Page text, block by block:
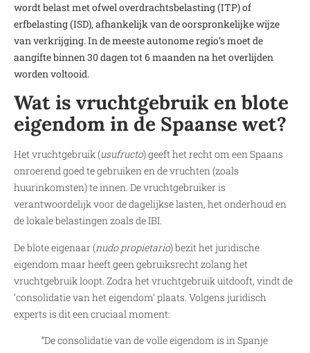
wordt belast met ofwel overdrachtsbelasting (ITP) of
erfbelasting (ISD), afhankelijk van de oorspronkelijke wijze
van verkrijging. In de meeste autonome regio’s moet de
aangifte binnen 30 dagen tot 6 maanden na het overlijden
worden voltooid.
Wat is vruchtgebruik en blote
eigendom in de Spaanse wet?
Het vruchtgebruik (usufructo) geeft het recht om een Spaans
onroerend goed te gebruiken en de vruchten (zoals
huurinkomsten) te innen. De vruchtgebruiker is
verantwoordelijk voor de dagelijkse lasten, het onderhoud en
de lokale belastingen zoals de IBI.
De blote eigenaar (nudo propietario) bezit het juridische
eigendom maar heeft geen gebruiksrecht zolang het
vruchtgebruik loopt. Zodra het vruchtgebruik uitdooft, vindt de
‘consolidatie van het eigendom’ plaats. Volgens juridisch
experts is dit een cruciaal moment:
“De consolidatie van de volle eigendom is in Spanje